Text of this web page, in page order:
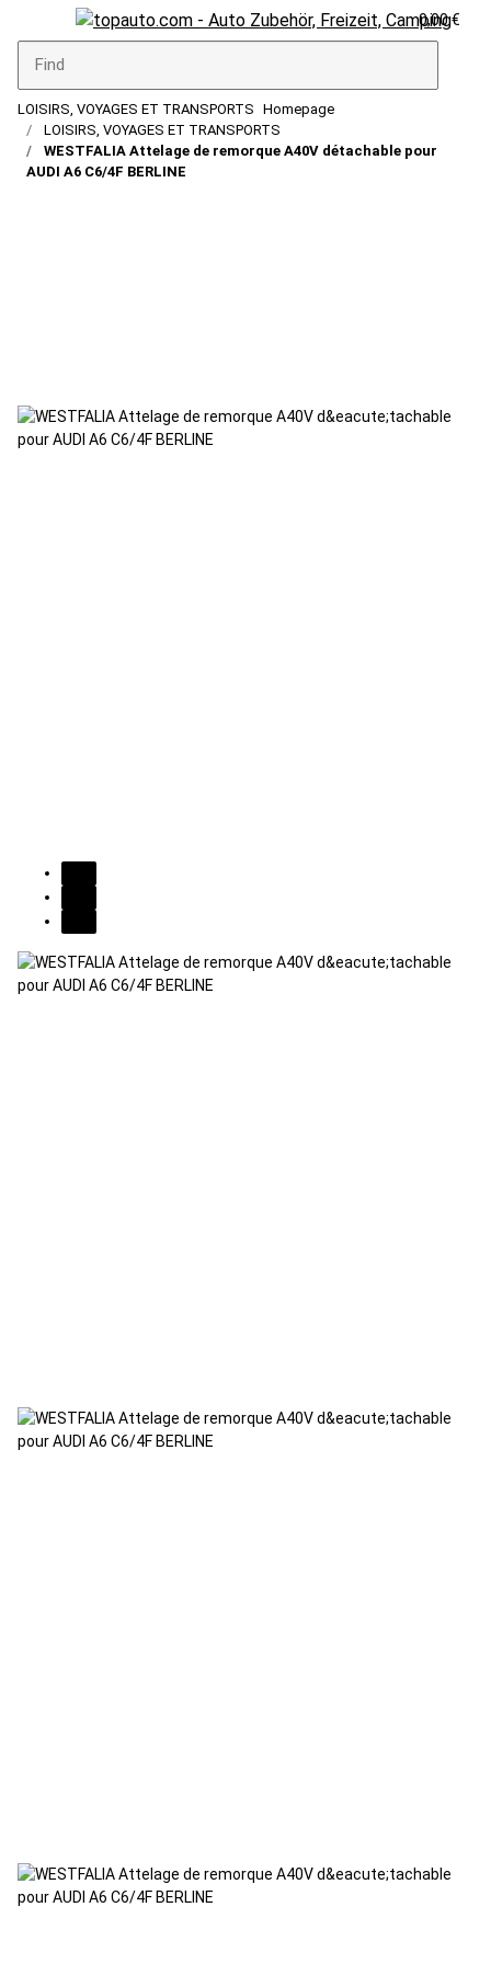
0,00 €
LOISIRS, VOYAGES ET TRANSPORTS Homepage
LOISIRS, VOYAGES ET TRANSPORTS
WESTFALIA Attelage de remorque A40V détachable pour
AUDI A6 C6/4F BERLINE